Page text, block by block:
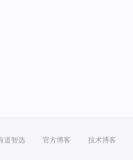
道智选 官方博客 技术博客